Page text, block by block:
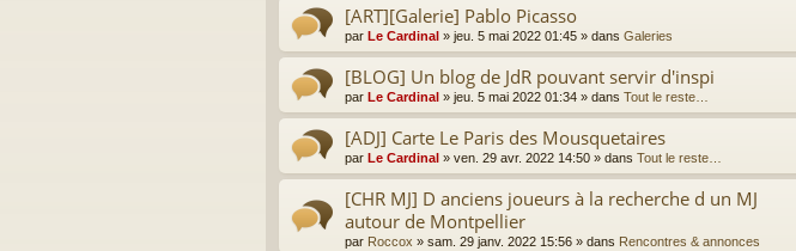
[ART][Galerie] Pablo Picasso
par Le Cardinal » jeu. 5 mai 2022 01:45 » dans Galeries
[BLOG] Un blog de JdR pouvant servir d'inspi
par Le Cardinal » jeu. 5 mai 2022 01:34 » dans Tout le reste…
[ADJ] Carte Le Paris des Mousquetaires
par Le Cardinal » ven. 29 avr. 2022 14:50 » dans Tout le reste…
[CHR MJ] D anciens joueurs à la recherche d un MJ
autour de Montpellier
par Roccox » sam. 29 janv. 2022 15:56 » dans Rencontres & annonces